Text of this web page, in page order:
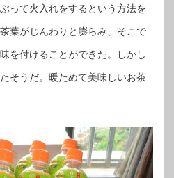
って火入れをするという方法を
葉がじんわりと膨らみ、そこで
を付けることができた。しかし
そうだ。暖ためて美味しいお茶